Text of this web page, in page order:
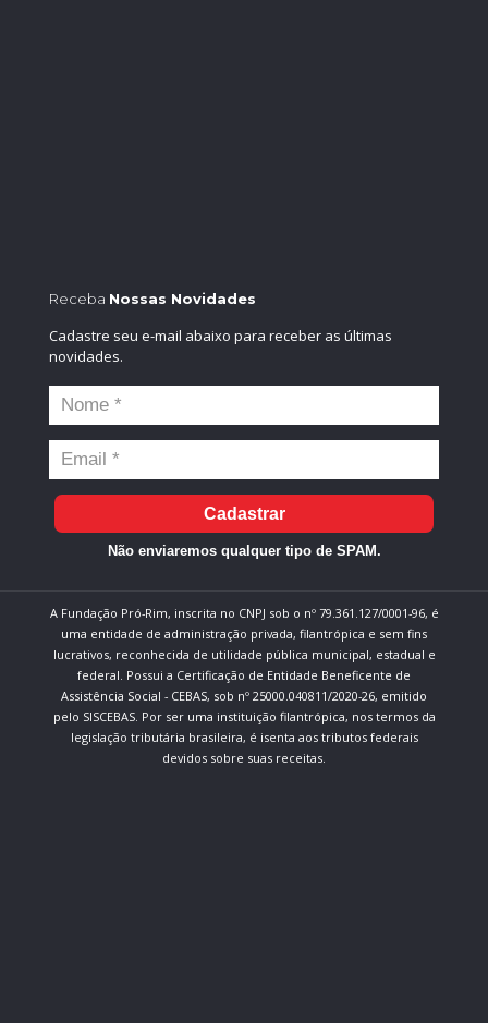
Receba Nossas Novidades
Cadastre seu e-mail abaixo para receber as últimas
novidades.
Cadastrar
Não enviaremos qualquer tipo de SPAM.
A Fundação Pró-Rim, inscrita no CNPJ sob o nº 79.361.127/0001-96, é
uma entidade de administração privada, filantrópica e sem fins
lucrativos, reconhecida de utilidade pública municipal, estadual e
federal. Possui a Certificação de Entidade Beneficente de
Assistência Social - CEBAS, sob nº 25000.040811/2020-26, emitido
pelo SISCEBAS. Por ser uma instituição filantrópica, nos termos da
legislação tributária brasileira, é isenta aos tributos federais
devidos sobre suas receitas.